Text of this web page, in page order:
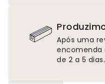
Após uma
encomenda
de 2 a 5 dias.